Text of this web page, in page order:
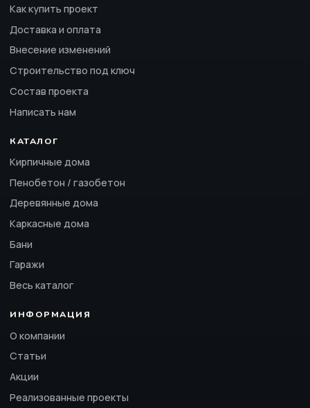
Как купить проект
Доставка и оплата
Внесение изменений
Строительство под ключ
Состав проекта
Написать нам
КАТАЛОГ
Кирпичные дома
Пенобетон / газобетон
Деревянные дома
Каркасные дома
Бани
Гаражи
Весь каталог
ИНФОРМАЦИЯ
О компании
Статьи
Акции
Реализованные проекты